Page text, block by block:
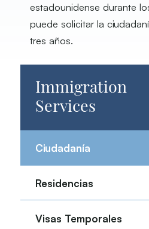
estadounidense durante
puede solicitar la
tres años.
Immigration
Services
Ciudadanía
Residencias
Visas Temporales